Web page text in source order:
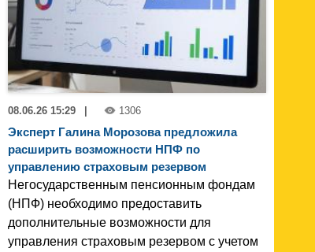
08.06.26 15:29 1306
Эксперт Галина Морозова предложила
расширить возможности НПФ по
управлению страховым резервом
Негосударственным пенсионным фондам
(НПФ) необходимо предоставить
дополнительные возможности для
управления страховым резервом с учетом